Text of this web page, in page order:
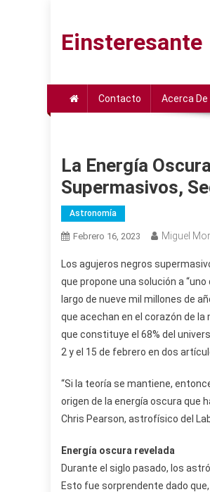
contenido
Einsteresante
Contacto Acerca De
La Energía
Supermasivos,
Astronomía
Febrero 16, 2023 Miguel
Los agujeros negros
que propone una solución a
largo de nueve mil millones de
que acechan en el corazón de
que constituye el 68% del
2 y el 15 de febrero en dos
“Si la teoría se mantiene,
origen de la energía oscura que
Chris Pearson, astrofísico del
Energía oscura revelada
Durante el siglo pasado, los
Esto fue sorprendente dado